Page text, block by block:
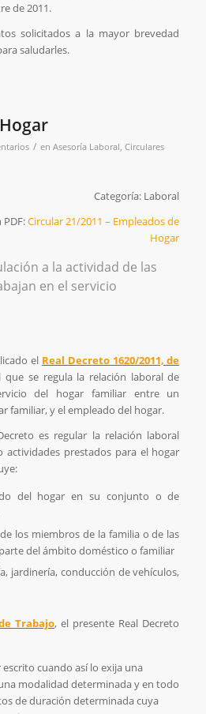
de 2011.
solicitados a la mayor brevedad
saludarles.
/ en Asesoría Laboral, Circulares
Categoría: Laboral
PDF:Circular 21/2011 – Empleados de
Hogar
a la actividad de las
en el servicio
el Real Decreto 1620/2011, de
que se regula la relación laboral de
del hogar familiar entre un
familiar, y el empleado del hogar.
es regular la relación laboral
actividades prestados para el hogar
del hogar en su conjunto o de
los miembros de la familia o de las
del ámbito doméstico o familiar
jardinería, conducción de vehículos,
Trabajo, el presente Real Decreto
cuando así lo exija una
modalidad determinada y en todo
de duración determinada cuya